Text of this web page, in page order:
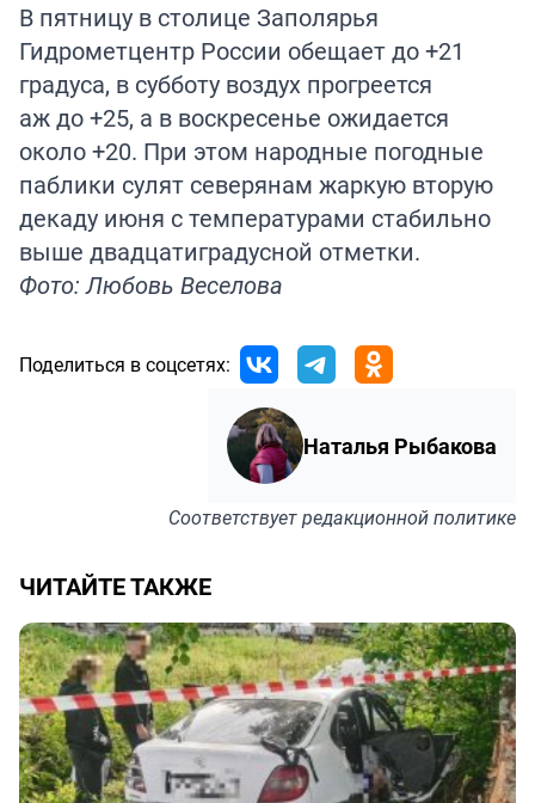
В пятницу в столице Заполярья
Гидрометцентр России обещает до +21
градуса, в субботу воздух прогреется
аж до +25, а в воскресенье ожидается
около +20. При этом народные погодные
паблики сулят северянам жаркую вторую
декаду июня с температурами стабильно
выше двадцатиградусной отметки.
Фото: Любовь Веселова
Поделиться в соцсетях:
Наталья Рыбакова
Соответствуетредакционной политике
ЧИТАЙТЕ ТАКЖЕ